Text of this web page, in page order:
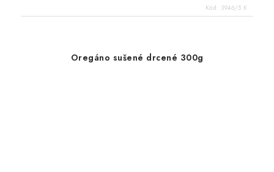
Kód: 3946/5 K
Oregáno sušené drcené 300g